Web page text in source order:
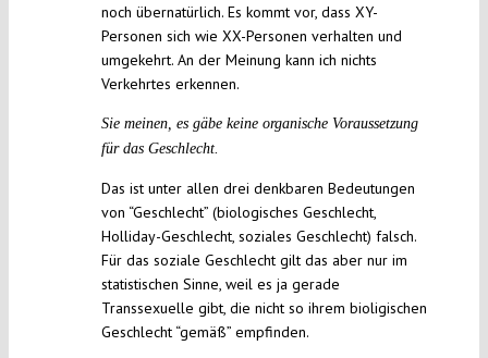
noch übernatürlich. Es kommt vor, dass XY-
Personen sich wie XX-Personen verhalten und
umgekehrt. An der Meinung kann ich nichts
Verkehrtes erkennen.
Sie meinen, es gäbe keine organische Voraussetzung
für das Geschlecht.
Das ist unter allen drei denkbaren Bedeutungen
von “Geschlecht” (biologisches Geschlecht,
Holliday-Geschlecht, soziales Geschlecht) falsch.
Für das soziale Geschlecht gilt das aber nur im
statistischen Sinne, weil es ja gerade
Transsexuelle gibt, die nicht so ihrem bioligischen
Geschlecht “gemäß” empfinden.